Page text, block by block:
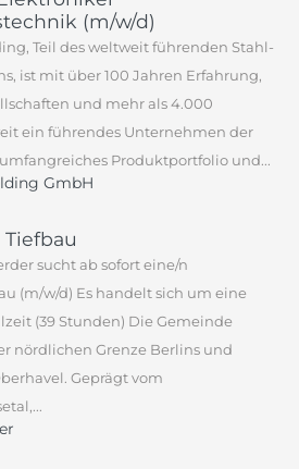
(m/w/d)
Teil des weltweit führenden Stahl-
ist mit über 100 Jahren Erfahrung,
und mehr als 4.000
ein führendes Unternehmen der
Produktportfolio und...
GmbH
sucht ab sofort eine/n
(m/w/d) Es handelt sich um eine
(39 Stunden) Die Gemeinde
nördlichen Grenze Berlins und
Geprägt vom